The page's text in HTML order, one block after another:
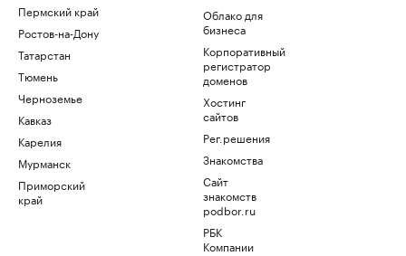
Пермский край
Ростов-на-Дону
Татарстан
Тюмень
Черноземье
Кавказ
Карелия
Мурманск
Приморский
край
Облако для
бизнеса
Корпоративный
регистратор
доменов
Хостинг
сайтов
Рег.решения
Знакомства
Сайт
знакомств
podbor.ru
РБК
Компании